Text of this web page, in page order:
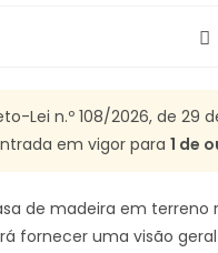
Lei n.º 108/2026, de
em vigor para 1 de
de madeira em
fornecer uma visão